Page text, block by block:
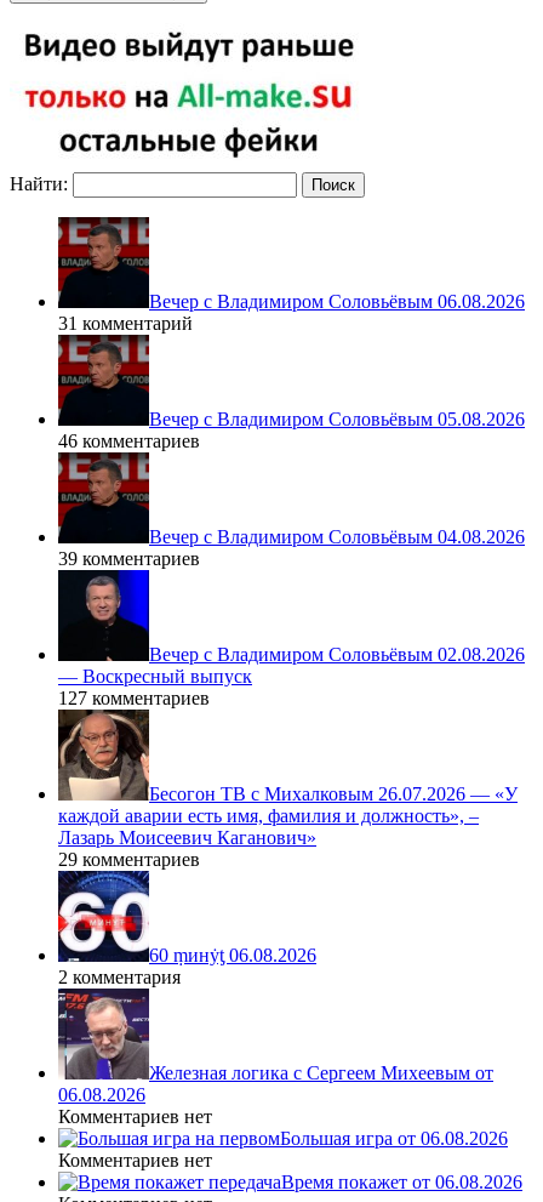
Найти:
Вечер с Владимиром Соловьёвым 06.08.2026
31 комментарий
Вечер с Владимиром Соловьёвым 05.08.2026
46 комментариев
Вечер с Владимиром Соловьёвым 04.08.2026
39 комментариев
Вечер с Владимиром Соловьёвым 02.08.2026
— Воскресный выпуск
127 комментариев
Бесогон ТВ с Михалковым 26.07.2026 — «У
каждой аварии есть имя, фамилия и должность», –
Лазарь Моисеевич Каганович»
29 комментариев
60 ṃинẏƫ 06.08.2026
2 комментария
Железная логика с Сергеем Михеевым от
06.08.2026
Комментариев нет
Большая игра от 06.08.2026
Комментариев нет
Время покажет от 06.08.2026